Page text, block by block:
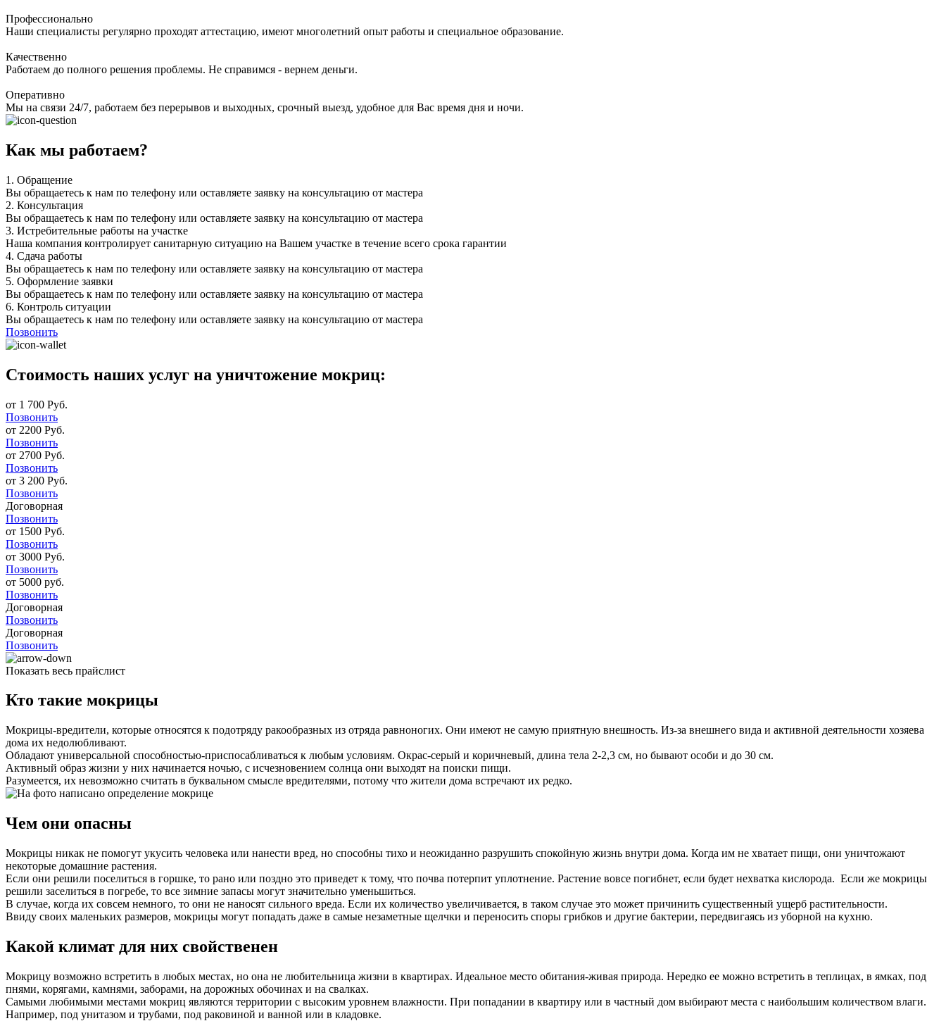
Профессионально
Наши специалисты регулярно проходят аттестацию, имеют многолетний опыт работы и специальное образование.
Качественно
Работаем до полного решения проблемы. Не справимся - вернем деньги.
Оперативно
Мы на связи 24/7, работаем без перерывов и выходных, срочный выезд, удобное для Вас время дня и ночи.
Как мы работаем?
1. Обращение
Вы обращаетесь к нам по телефону или оставляете заявку на консультацию от мастера
2. Консультация
Вы обращаетесь к нам по телефону или оставляете заявку на консультацию от мастера
3. Истребительные работы на участке
Наша компания контролирует санитарную ситуацию на Вашем участке в течение всего срока гарантии
4. Сдача работы
Вы обращаетесь к нам по телефону или оставляете заявку на консультацию от мастера
5. Оформление заявки
Вы обращаетесь к нам по телефону или оставляете заявку на консультацию от мастера
6. Контроль ситуации
Вы обращаетесь к нам по телефону или оставляете заявку на консультацию от мастера
Позвонить
Стоимость наших услуг на уничтожение мокриц:
от 1 700 Руб.
Позвонить
от 2200 Руб.
Позвонить
от 2700 Руб.
Позвонить
от 3 200 Руб.
Позвонить
Договорная
Позвонить
от 1500 Руб.
Позвонить
от 3000 Руб.
Позвонить
от 5000 руб.
Позвонить
Договорная
Позвонить
Договорная
Позвонить
Показать весь прайслист
Кто такие мокрицы
Мокрицы-вредители, которые относятся к подотряду ракообразных из отряда равноногих. Они имеют не самую приятную внешность. Из-за внешнего вида и активной деятельности хозяева
дома их недолюбливают.
Обладают универсальной способностью-приспосабливаться к любым условиям. Окрас-серый и коричневый, длина тела 2-2,3 см, но бывают особи и до 30 см.
Активный образ жизни у них начинается ночью, с исчезновением солнца они выходят на поиски пищи.
Разумеется, их невозможно считать в буквальном смысле вредителями, потому что жители дома встречают их редко.
Чем они опасны
Мокрицы никак не помогут укусить человека или нанести вред, но способны тихо и неожиданно разрушить спокойную жизнь внутри дома. Когда им не хватает пищи, они уничтожают
некоторые домашние растения.
Если они решили поселиться в горшке, то рано или поздно это приведет к тому, что почва потерпит уплотнение. Растение вовсе погибнет, если будет нехватка кислорода. Если же мокрицы
решили заселиться в погребе, то все зимние запасы могут значительно уменьшиться.
В случае, когда их совсем немного, то они не наносят сильного вреда. Если их количество увеличивается, в таком случае это может причинить существенный ущерб растительности.
Ввиду своих маленьких размеров, мокрицы могут попадать даже в самые незаметные щелчки и переносить споры грибков и другие бактерии, передвигаясь из уборной на кухню.
Какой климат для них свойственен
Мокрицу возможно встретить в любых местах, но она не любительница жизни в квартирах. Идеальное место обитания-живая природа. Нередко ее можно встретить в теплицах, в ямках, под
пнями, корягами, камнями, заборами, на дорожных обочинах и на свалках.
Самыми любимыми местами мокриц являются территории с высоким уровнем влажности. При попадании в квартиру или в частный дом выбирают места с наибольшим количеством влаги.
Например, под унитазом и трубами, под раковиной и ванной или в кладовке.